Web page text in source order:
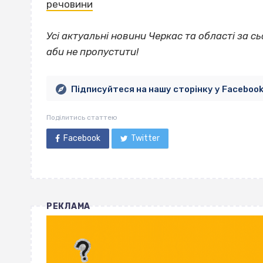
речовини
Усі актуальні новини Черкас та області за
аби не пропустити!
Підписуйтеся на нашу сторінку у Facebook
Поділитись статтею
Facebook Twitter
РЕКЛАМА